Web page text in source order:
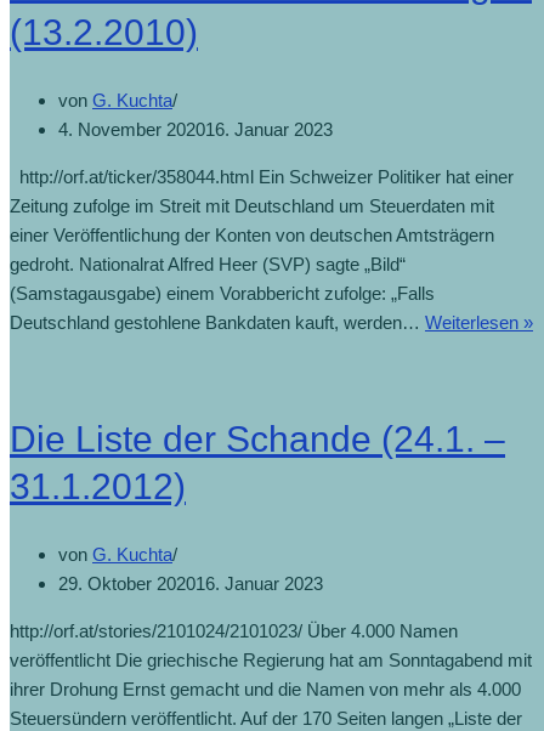
(13.2.2010)
von G. Kuchta
4. November 202016. Januar 2023
http://orf.at/ticker/358044.html Ein Schweizer Politiker hat einer
Zeitung zufolge im Streit mit Deutschland um Steuerdaten mit
einer Veröffentlichung der Konten von deutschen Amtsträgern
gedroht. Nationalrat Alfred Heer (SVP) sagte „Bild“
(Samstagausgabe) einem Vorabbericht zufolge: „Falls
Deutschland gestohlene Bankdaten kauft, werden… Weiterlesen »
Die Liste der Schande (24.1. –
31.1.2012)
von G. Kuchta
29. Oktober 202016. Januar 2023
http://orf.at/stories/2101024/2101023/ Über 4.000 Namen
veröffentlicht Die griechische Regierung hat am Sonntagabend mit
ihrer Drohung Ernst gemacht und die Namen von mehr als 4.000
Steuersündern veröffentlicht. Auf der 170 Seiten langen „Liste der